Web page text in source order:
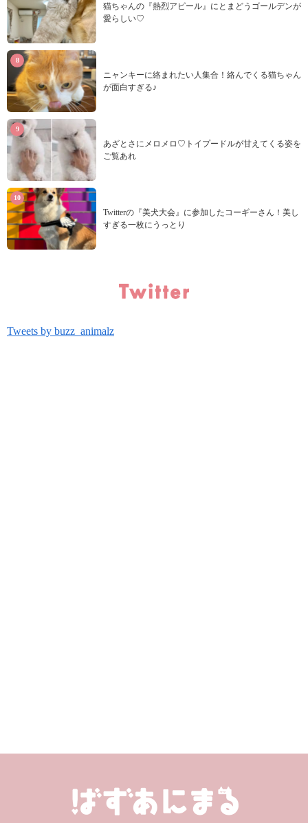
猫ちゃんの『熱烈アピール』にとまどうゴールデンが
愛らしい♡
ニャンキーに絡まれたい人集合！絡んでくる猫ちゃん
が面白すぎる♪
あざとさにメロメロ♡トイプードルが甘えてくる姿を
ご覧あれ
Twitterの『美犬大会』に参加したコーギーさん！美し
すぎる一枚にうっとり
Tweets by buzz_animalz